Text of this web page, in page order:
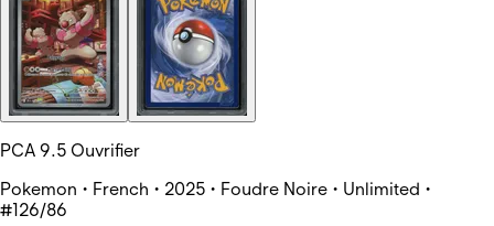
PCA 9.5 Ouvrifier
Pokemon • French • 2025 • Foudre Noire • Unlimited •
#126/86